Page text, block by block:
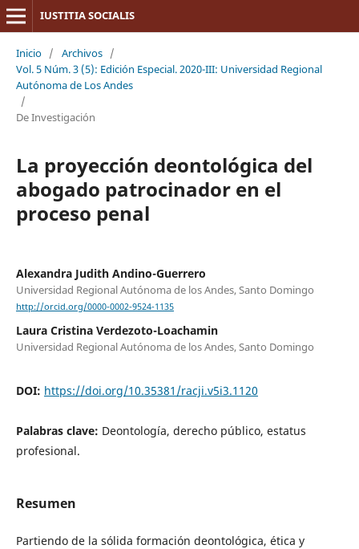
IUSTITIA SOCIALIS
Inicio / Archivos /
Vol. 5 Núm. 3 (5): Edición Especial. 2020-III: Universidad Regional
Autónoma de Los Andes
/
De Investigación
La proyección deontológica del
abogado patrocinador en el
proceso penal
Alexandra Judith Andino-Guerrero
Universidad Regional Autónoma de los Andes, Santo Domingo
http://orcid.org/0000-0002-9524-1135
Laura Cristina Verdezoto-Loachamin
Universidad Regional Autónoma de los Andes, Santo Domingo
DOI: https://doi.org/10.35381/racji.v5i3.1120
Palabras clave: Deontología, derecho público, estatus
profesional.
Resumen
Partiendo de la sólida formación deontológica, ética y